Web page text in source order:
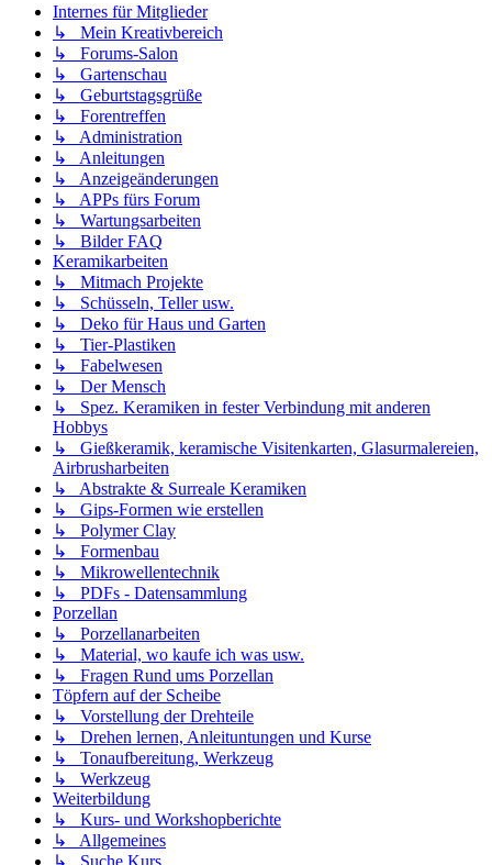
Internes für Mitglieder
↳ Mein Kreativbereich
↳ Forums-Salon
↳ Gartenschau
↳ Geburtstagsgrüße
↳ Forentreffen
↳ Administration
↳ Anleitungen
↳ Anzeigeänderungen
↳ APPs fürs Forum
↳ Wartungsarbeiten
↳ Bilder FAQ
Keramikarbeiten
↳ Mitmach Projekte
↳ Schüsseln, Teller usw.
↳ Deko für Haus und Garten
↳ Tier-Plastiken
↳ Fabelwesen
↳ Der Mensch
↳ Spez. Keramiken in fester Verbindung mit anderen
Hobbys
↳ Gießkeramik, keramische Visitenkarten, Glasurmalereien,
Airbrusharbeiten
↳ Abstrakte & Surreale Keramiken
↳ Gips-Formen wie erstellen
↳ Polymer Clay
↳ Formenbau
↳ Mikrowellentechnik
↳ PDFs - Datensammlung
Porzellan
↳ Porzellanarbeiten
↳ Material, wo kaufe ich was usw.
↳ Fragen Rund ums Porzellan
Töpfern auf der Scheibe
↳ Vorstellung der Drehteile
↳ Drehen lernen, Anleituntungen und Kurse
↳ Tonaufbereitung, Werkzeug
↳ Werkzeug
Weiterbildung
↳ Kurs- und Workshopberichte
↳ Allgemeines
↳ Suche Kurs